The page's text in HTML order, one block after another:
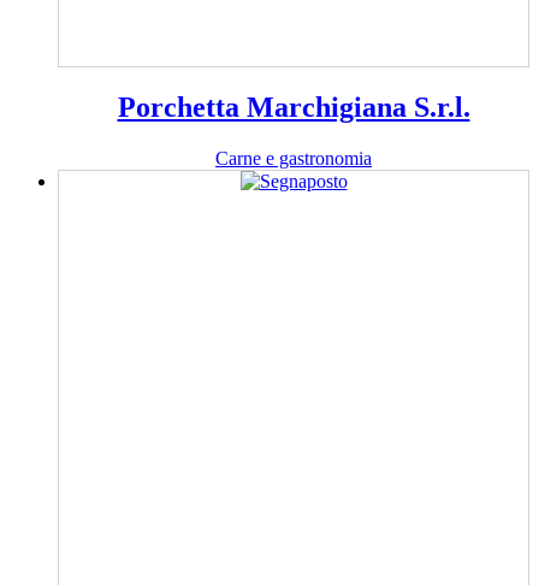
Porchetta Marchigiana S.r.l.
Carne e gastronomia